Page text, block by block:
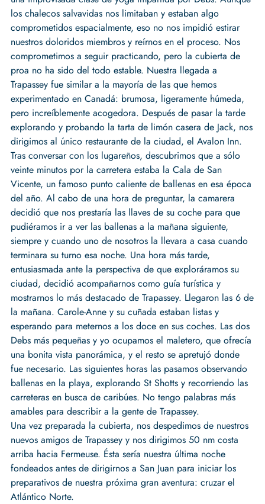
los chalecos salvavidas nos limitaban y estaban algo
comprometidos espacialmente, eso no nos impidió estirar
nuestros doloridos miembros y reírnos en el proceso. Nos
comprometimos a seguir practicando, pero la cubierta de
proa no ha sido del todo estable. Nuestra llegada a
Trapassey fue similar a la mayoría de las que hemos
experimentado en Canadá: brumosa, ligeramente húmeda,
pero increíblemente acogedora. Después de pasar la tarde
explorando y probando la tarta de limón casera de Jack, nos
dirigimos al único restaurante de la ciudad, el Avalon Inn.
Tras conversar con los lugareños, descubrimos que a sólo
veinte minutos por la carretera estaba la Cala de San
Vicente, un famoso punto caliente de ballenas en esa época
del año. Al cabo de una hora de preguntar, la camarera
decidió que nos prestaría las llaves de su coche para que
pudiéramos ir a ver las ballenas a la mañana siguiente,
siempre y cuando uno de nosotros la llevara a casa cuando
terminara su turno esa noche. Una hora más tarde,
entusiasmada ante la perspectiva de que exploráramos su
ciudad, decidió acompañarnos como guía turística y
mostrarnos lo más destacado de Trapassey. Llegaron las 6 de
la mañana. Carole-Anne y su cuñada estaban listas y
esperando para meternos a los doce en sus coches. Las dos
Debs más pequeñas y yo ocupamos el maletero, que ofrecía
una bonita vista panorámica, y el resto se apretujó donde
fue necesario. Las siguientes horas las pasamos observando
ballenas en la playa, explorando St Shotts y recorriendo las
carreteras en busca de caribúes. No tengo palabras más
amables para describir a la gente de Trapassey.
Una vez preparada la cubierta, nos despedimos de nuestros
nuevos amigos de Trapassey y nos dirigimos 50 nm costa
arriba hacia Fermeuse. Ésta sería nuestra última noche
fondeados antes de dirigirnos a San Juan para iniciar los
preparativos de nuestra próxima gran aventura: cruzar el
Atlántico Norte.